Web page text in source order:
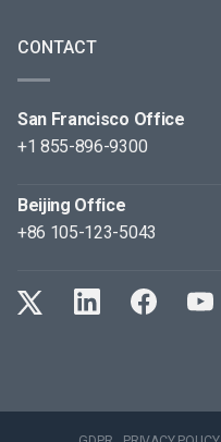
CONTACT
San Francisco Office
+1 855-896-9300
Beijing Office
+86 105-123-5043